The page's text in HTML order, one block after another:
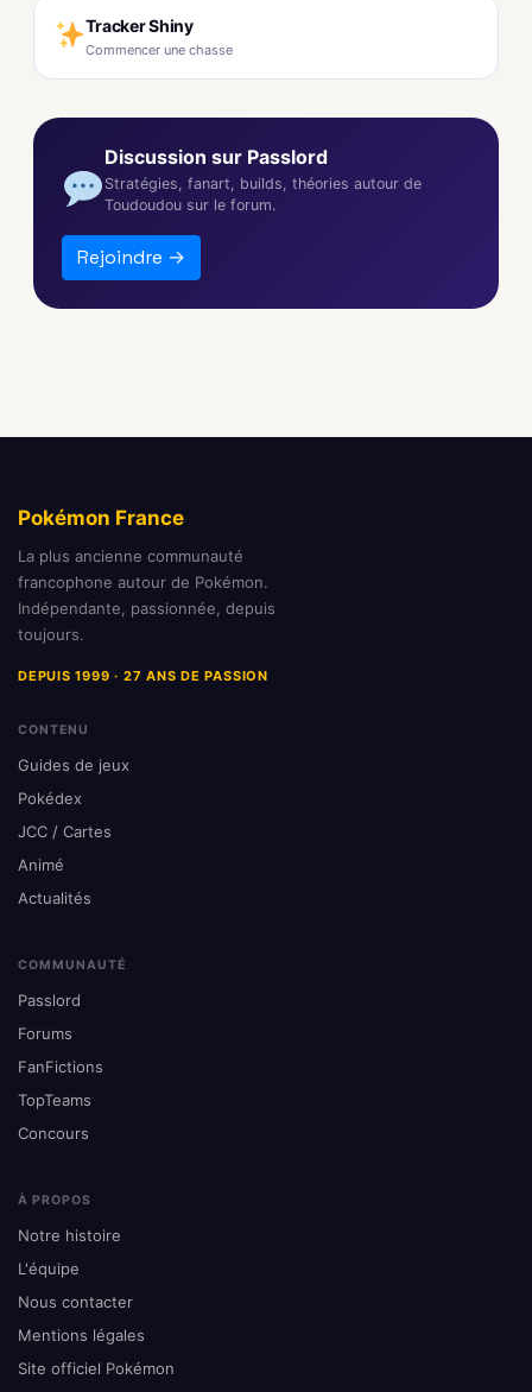
Tracker Shiny
Commencer une chasse
Discussion sur Passlord
Stratégies, fanart, builds, théories autour de
Toudoudou sur le forum.
Rejoindre →
Pokémon France
La plus ancienne communauté
francophone autour de Pokémon.
Indépendante, passionnée, depuis
toujours.
DEPUIS 1999 · 27 ANS DE PASSION
CONTENU
Guides de jeux
Pokédex
JCC / Cartes
Animé
Actualités
COMMUNAUTÉ
Passlord
Forums
FanFictions
TopTeams
Concours
À PROPOS
Notre histoire
L'équipe
Nous contacter
Mentions légales
Site officiel Pokémon